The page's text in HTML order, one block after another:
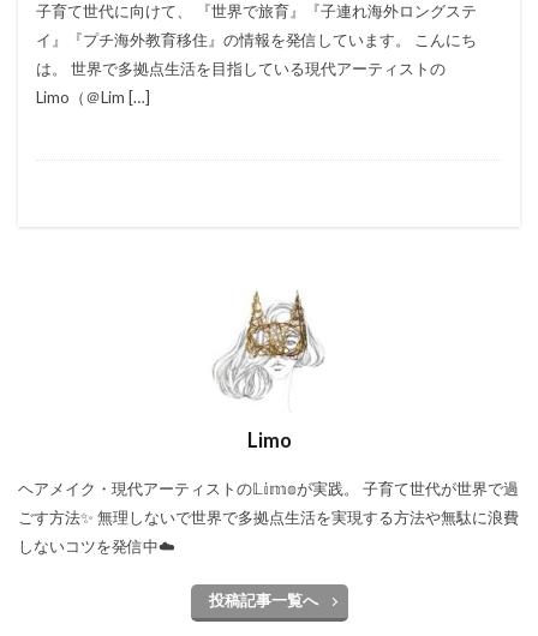
子育て世代に向けて、 『世界で旅育』『子連れ海外ロングステ
イ』『プチ海外教育移住』の情報を発信しています。 こんにち
は。 世界で多拠点生活を目指している現代アーティストの
Limo（＠Lim […]
Limo
ヘアメイク・現代アーティストの𝕃𝕚𝕞𝕠が実践。 子育て世代が世界で過
ごす方法✨ 無理しないで世界で多拠点生活を実現する方法や無駄に浪費
しないコツを発信中☁️
投稿記事一覧へ